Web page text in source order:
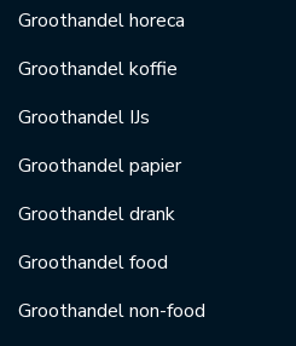
Groothandel horeca
Groothandel koffie
Groothandel IJs
Groothandel papier
Groothandel drank
Groothandel food
Groothandel non-food